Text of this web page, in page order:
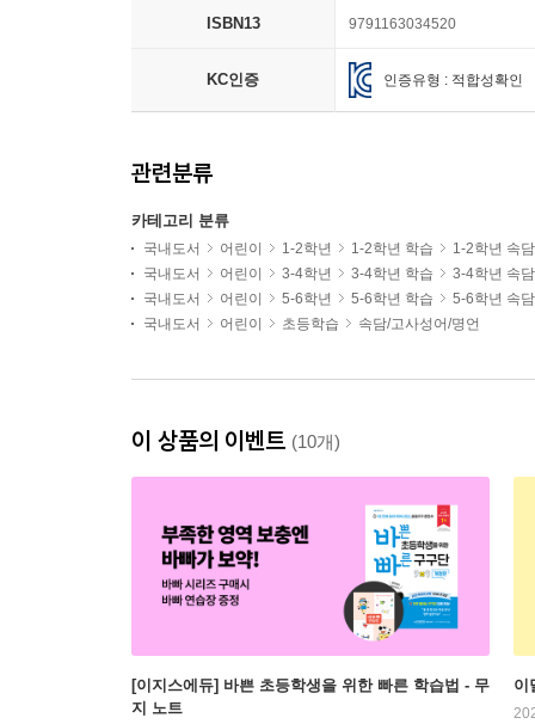
ISBN13 9791163034520
KC인증 인증유형 : 적합성확인
관련분류
카테고리 분류
국내도서 어린이 1-2학년 1-2학년 학습
1-2학년 속
국내도서
어린이 3-4학년 3-4학년 학습
3-4학년 속
국내도서
어린이 5-6학년 5-6학년 학습
5-6학년 속
국내도서
어린이 초등학습 속담/고사성어/명언
이 상품의 이벤트 (10개)
[이지스에듀] 바쁜 초등학생을 위한 빠른 학습법 - 무
지 노트
이